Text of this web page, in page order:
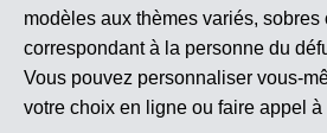
modèles aux thèmes variés,
correspondant à la personne du
Vous pouvez personnaliser vous-
votre choix en ligne ou faire appel à